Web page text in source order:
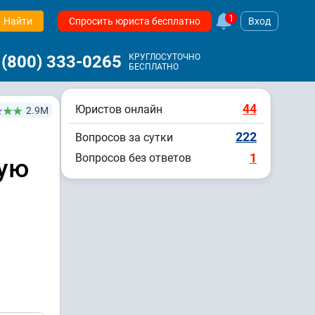
Найти Спросить юриста бесплатно 1 Вход
333-0265
КРУГЛОСУТОЧНО
БЕСПЛАТНО
2.9М Юристов онлайн 44
Вопросов за сутки 222
Вопросов без ответов 1